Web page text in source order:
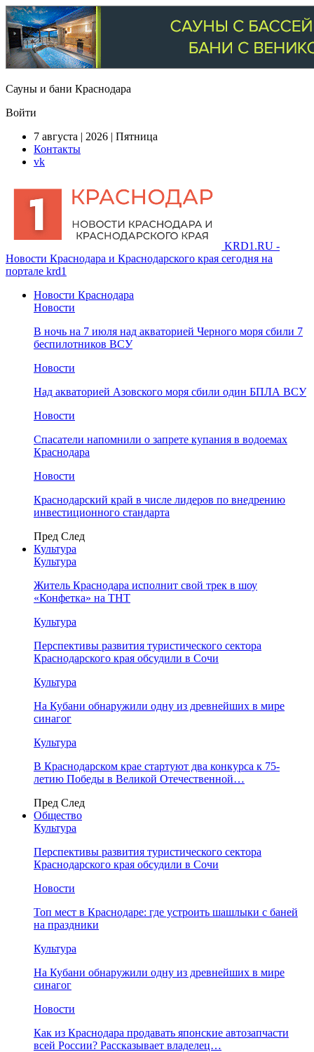
Сауны и бани Краснодара
Войти
7 августа | 2026 | Пятница
Контакты
vk
KRD1.RU -
Новости Краснодара и Краснодарского края сегодня на
портале krd1
Новости Краснодара
Новости
В ночь на 7 июля над акваторией Черного моря сбили 7
беспилотников ВСУ
Новости
Над акваторией Азовского моря сбили один БПЛА ВСУ
Новости
Спасатели напомнили о запрете купания в водоемах
Краснодара
Новости
Краснодарский край в числе лидеров по внедрению
инвестиционного стандарта
Пред След
Культура
Культура
Житель Краснодара исполнит свой трек в шоу
«Конфетка» на ТНТ
Культура
Перспективы развития туристического сектора
Краснодарского края обсудили в Сочи
Культура
На Кубани обнаружили одну из древнейших в мире
синагог
Культура
В Краснодарском крае стартуют два конкурса к 75-
летию Победы в Великой Отечественной…
Пред След
Общество
Культура
Перспективы развития туристического сектора
Краснодарского края обсудили в Сочи
Новости
Топ мест в Краснодаре: где устроить шашлыки с баней
на праздники
Культура
На Кубани обнаружили одну из древнейших в мире
синагог
Новости
Как из Краснодара продавать японские автозапчасти
всей России? Рассказывает владелец…